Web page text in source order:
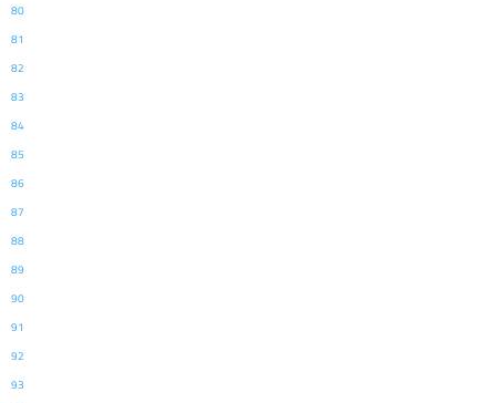
80
81
82
83
84
85
86
87
88
89
90
91
92
93